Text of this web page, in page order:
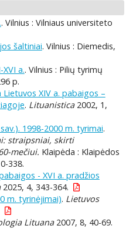
. Vilnius : Vilniaus universiteto
šaltiniai. Vilnius : Diemedis,
a.. Vilnius : Pilių tyrimų
p.
XIV a. pabaigos –
. Lituanistica2002, 1,
1998-2000 m. tyrimai.
straipsniai, skirti
mečiui. Klaipėda : Klaipėdos
338.
- XVI a. pradžios
2025, 4, 343-364.
m. tyrinėjimai). Lietuvos
Lituana2007, 8, 40-69.